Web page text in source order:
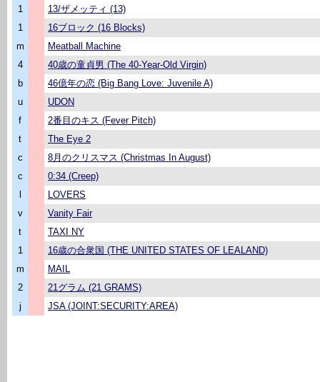
1
13/ザメッティ (13)
1
16ブロック (16 Blocks)
m
Meatball Machine
4
40歳の童貞男 (The 40-Year-Old Virgin)
b
46億年の恋 (Big Bang Love: Juvenile A)
u
UDON
f
2番目のキス (Fever Pitch)
t
The Eye 2
c
8月のクリスマス (Christmas In August)
c
0:34 (Creep)
LOVERS
v
Vanity Fair
t
TAXI NY
1
16歳の合衆国 (THE UNITED STATES OF LEALAND)
m
MAIL
2
21グラム (21 GRAMS)
j
JSA (JOINT:SECURITY:AREA)